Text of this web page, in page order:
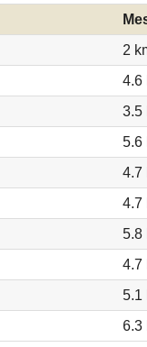
2
4.6
3.5
5.6
4.7
4.7
5.8
4.7
5.1
6.3